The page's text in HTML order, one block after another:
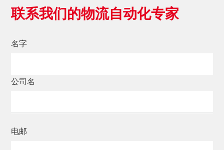
联系我们的物流自动化专家
名字
公司名
电邮